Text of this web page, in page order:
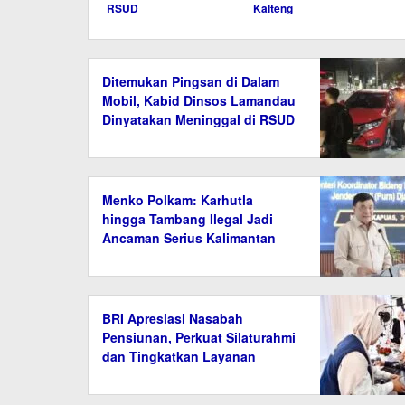
RSUD
Kalteng
Ditemukan Pingsan di Dalam
Mobil, Kabid Dinsos Lamandau
Dinyatakan Meninggal di RSUD
Menko Polkam: Karhutla
hingga Tambang Ilegal Jadi
Ancaman Serius Kalimantan
BRI Apresiasi Nasabah
Pensiunan, Perkuat Silaturahmi
dan Tingkatkan Layanan